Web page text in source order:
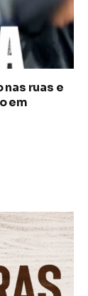
ruas e
em